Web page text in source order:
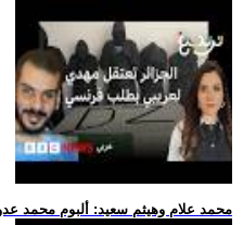
.. محمد علام وهيثم سعيد: ألبوم محمد